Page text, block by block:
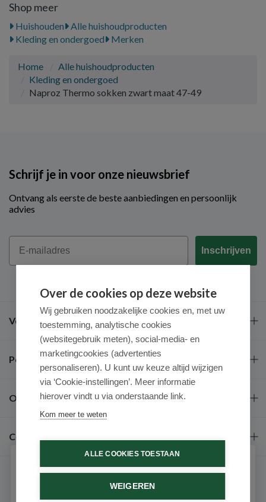
Shop meer
Huishouden
Alle huishoudproducten
Kleding en ondergoed
Merken
Home
Alle huishoudproducten
Kleding en ondergoed
Naproz Thermo sokken zwart maat 47-49
Schrijf je in voor onze nieuwsbrief
Ontvang als eerste de beste aanbiedingen en persoonlijk
advies
Email
Inschrijven
Veel gestelde vragen
Populaire merken
Over ons
Contact
Over de cookies op deze website
Wij gebruiken noodzakelijke cookies en, met uw
toestemming, analytische cookies
(websitegebruik meten), social-media- en
marketingcookies (advertenties
personaliseren). U kunt uw keuze altijd wijzigen
via ‘Cookie-instellingen’. Meer informatie
hierover vindt u via onderstaande link.
Kom meer te weten
ALLE COOKIES TOESTAAN
WEIGEREN
Schrijf je in voor onze nieuwsbrief
Ontvang als eerste de beste aanbiedingen en persoonlijk